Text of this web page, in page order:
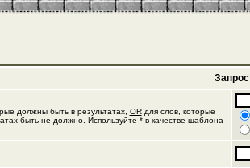
Запрос
должны быть в результатах, ORдля слов, которые
быть не должно. Используйте * в качестве шаблона